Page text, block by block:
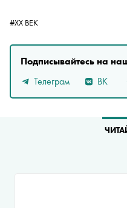
#ХХ ВЕК
Подписывайтесь на
Телеграм
ВК